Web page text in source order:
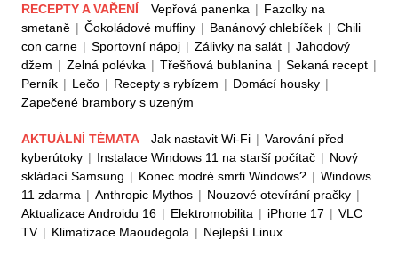
RECEPTY A VAŘENÍ Vepřová panenka | Fazolky na
smetaně | Čokoládové muffiny | Banánový chlebíček | Chili
con carne | Sportovní nápoj | Zálivky na salát | Jahodový
džem | Zelná polévka | Třešňová bublanina | Sekaná recept |
Perník | Lečo | Recepty s rybízem | Domácí housky |
Zapečené brambory s uzeným
AKTUÁLNÍ TÉMATA Jak nastavit Wi-Fi | Varování před
kyberútoky | Instalace Windows 11 na starší počítač | Nový
skládací Samsung | Konec modré smrti Windows? | Windows
11 zdarma | Anthropic Mythos | Nouzové otevírání pračky |
Aktualizace Androidu 16 | Elektromobilita | iPhone 17 | VLC
TV | Klimatizace Maoudegola | Nejlepší Linux